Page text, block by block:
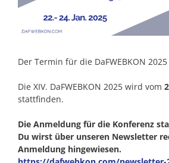
Der Termin für die DaFWEBKON
Die XIV. DaFWEBKON 2025 wird vom
stattfinden.
Die Anmeldung für die Konferenz
Du wirst über unseren Newsletter
Anmeldung hingewiesen.